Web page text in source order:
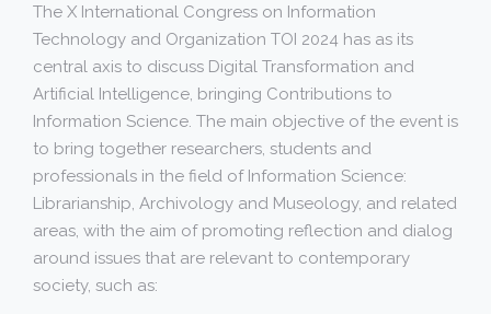
The X International Congress on Information
Technology and Organization TOI 2024 has as its
central axis to discuss Digital Transformation and
Artificial Intelligence, bringing Contributions to
Information Science. The main objective of the event is
to bring together researchers, students and
professionals in the field of Information Science:
Librarianship, Archivology and Museology, and related
areas, with the aim of promoting reflection and dialog
around issues that are relevant to contemporary
society, such as: